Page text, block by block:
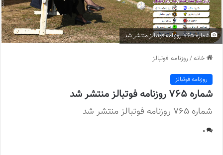
شماره 765 روزنامه فوتبالز منتشر شد
خانه/روزنامه فوتبالز
روزنامه فوتبالز
شماره 765 روزنامه فوتبالز منتشر شد
شماره 765 روزنامه فوتبالز منتشر شد
0